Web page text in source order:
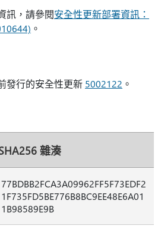
訊，請參閱安全性更新部署資訊：
。
發行的安全性更新 5002122 。
雜湊
77BDBB2FCA3A09962FF5F73EDF2
1F735FD5BE776B8BC9EE48E6A01
1B98589E9B